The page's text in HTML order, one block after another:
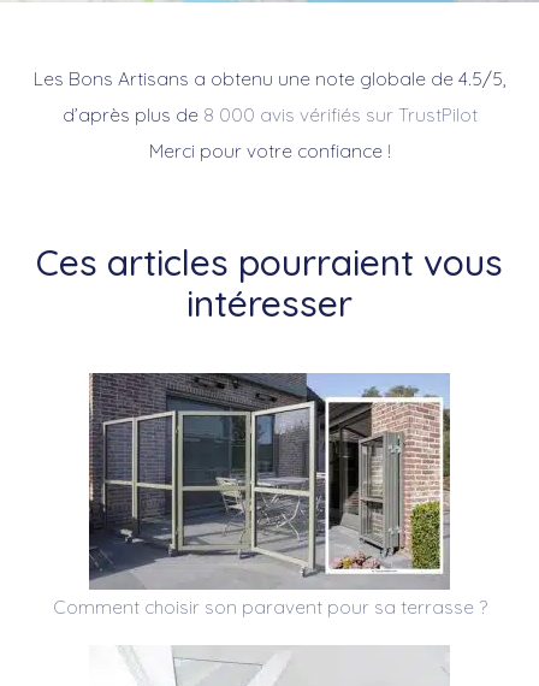
Les Bons Artisans a obtenu une note globale de 4.5/5,
d’après plus de 8 000 avis vérifiés sur TrustPilot
Merci pour votre confiance !
Ces articles pourraient vous
intéresser
Comment choisir son paravent pour sa terrasse ?